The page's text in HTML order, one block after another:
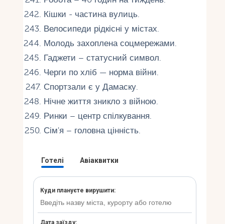
Кішки - частина вулиць.
Велосипеди рідкісні у містах.
Молодь захоплена соцмережами.
Гаджети – статусний символ.
Черги по хліб — норма війни.
Спортзали є у Дамаску.
Нічне життя зникло з війною.
Ринки – центр спілкування.
Сім'я – головна цінність.